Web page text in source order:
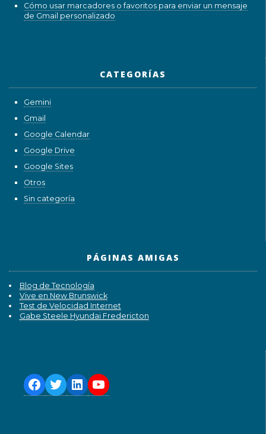
Cómo usar marcadores o favoritos para enviar un mensaje
de Gmail personalizado
CATEGORÍAS
Gemini
Gmail
Google Calendar
Google Drive
Google Sites
Otros
Sin categoría
PÁGINAS AMIGAS
Blog de Tecnología
Vive en New Brunswick
Test de Velocidad Internet
Gabe Steele Hyundai Fredericton